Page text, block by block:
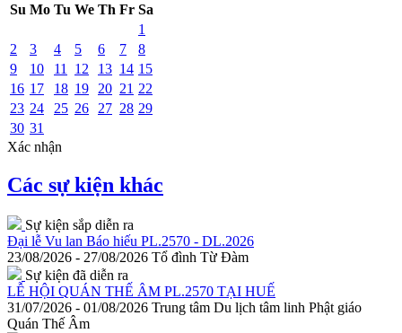
Su Mo Tu We Th Fr Sa
1
2
3 4 5 6 7
8
9
10 11 12 13 14 15
16 17 18 19 20 21 22
23 24 25 26 27 28 29
30 31
Xác nhận
Các sự kiện khác
Sự kiện sắp diễn ra
Đại lễ Vu lan Báo hiếu PL.2570 - DL.2026
23/08/2026 - 27/08/2026 Tổ đình Từ Đàm
Sự kiện đã diễn ra
LỄ HỘI QUÁN THẾ ÂM PL.2570 TẠI HUẾ
31/07/2026 - 01/08/2026 Trung tâm Du lịch tâm linh Phật giáo
Quán Thế Âm